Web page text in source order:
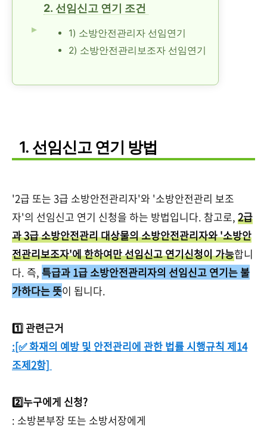
2. 선임신고 연기 조건
1) 소방안전관리자 선임연기
2) 소방안전관리보조자 선임연기
1. 선임신고 연기 방법
'2급 또는 3급 소방안전관리자'와 '소방안전관리 보조
자'의 선임신고 연기 신청을 하는 방법입니다. 참고로, 2급
과 3급 소방안전관리 대상물의 소방안전관리자와 '소방안
전관리보조자'에 한하여만 선임신고 연기신청이 가능합니
다. 즉, 특급과 1급 소방안전관리자의 선임신고 연기는 불
가하다는 뜻이 됩니다.
1️⃣ 관련근거
:[✅ 화재의 예방 및 안전관리에 관한 법률 시행규칙 제14
조제2항]
2️⃣누구에게 신청?
: 소방본부장 또는 소방서장에게